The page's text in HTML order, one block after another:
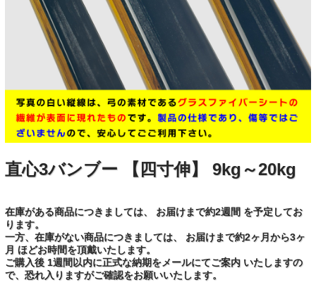
直心3バンブー 【四寸伸】 9kg～20kg
在庫がある商品につきましては、 お届けまで約2週間 を予定してお
ります。
一方、在庫がない商品につきましては、 お届けまで約2ヶ月から3ヶ
月 ほどお時間を頂戴いたします。
ご購入後 1週間以内に正式な納期をメールにてご案内 いたしますの
で、恐れ入りますがご確認をお願いいたします。